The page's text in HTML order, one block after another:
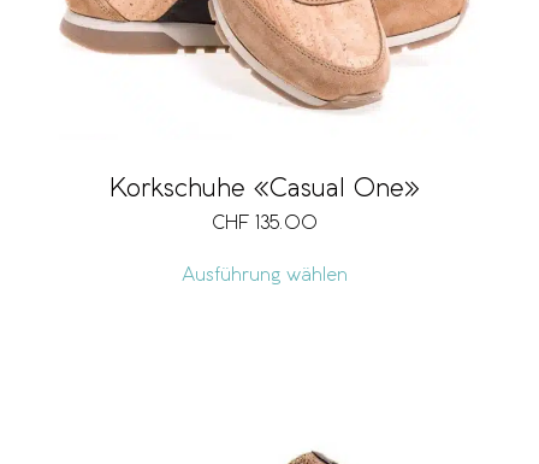
Korkschuhe «Casual One»
CHF 135.00
Ausführung wählen